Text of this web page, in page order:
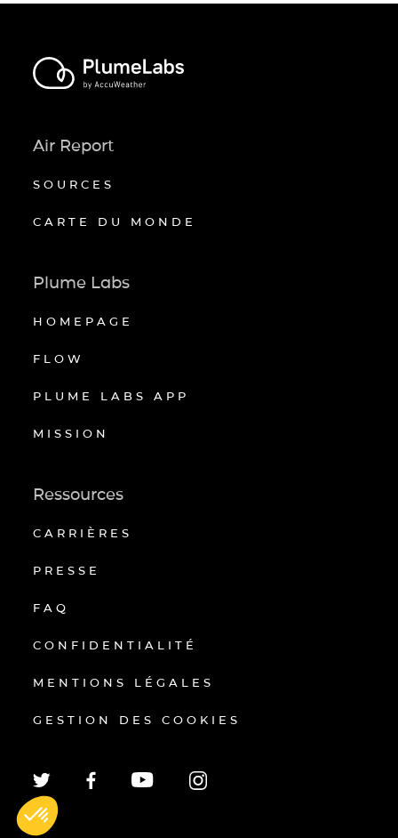
Air Report
SOURCES
CARTE DU MONDE
Plume Labs
HOMEPAGE
FLOW
PLUME LABS APP
MISSION
Ressources
CARRIÈRES
PRESSE
FAQ
CONFIDENTIALITÉ
MENTIONS LÉGALES
GESTION DES COOKIES